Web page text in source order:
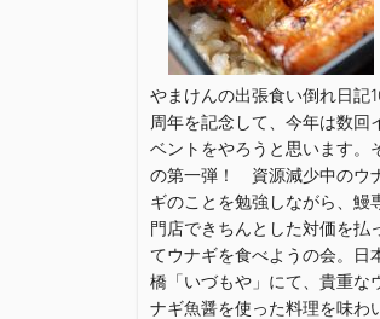
やまけんの出張食い倒れ日記
周年を記念して、今年は数回
ベントをやろうと思います。
の第一弾！ 資源減少中のウ
ギのことを勉強しながら、鰻
門店できちんとした対価を払
てウナギを食べようの会。日
橋「いづもや」にて、貴重な
ナギ魚醤を使った料理を味わ